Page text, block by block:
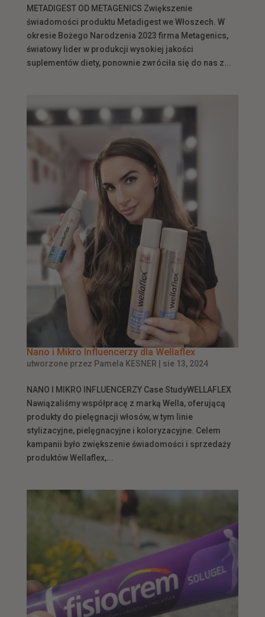
METADIGEST OD METAGENICS Zwiększenie
świadomości produktu Metadigest we Włoszech. W
okresie Bożego Narodzenia 2023 firma Metagenics,
światowy lider w produkcji wysokiej jakości
suplementów diety, ponownie zwróciła się do nas z...
Nano i Mikro Influencerzy dla Wellaflex
utworzone przez Pamela KESNER sie 13, 2024
NANO I MIKRO INFLUENCERZY Case StudyWELLAFLEX
Nawiązaliśmy współpracę z marką Wella, oferującą
produkty do pielęgnacji włosów, w tym linie
stylizacyjne, pielęgnacyjne i koloryzacyjne. Celem
kampanii było zwiększenie świadomości i sprzedaży
produktów Wellaflex,...